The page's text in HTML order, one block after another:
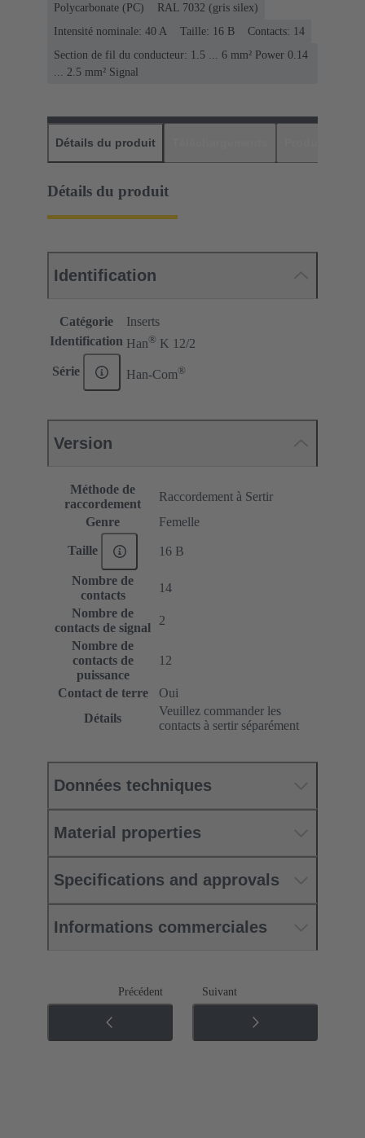
Polycarbonate (PC)
RAL 7032 (gris silex)
Intensité nominale: ‌40 A
Taille: 16 B
Contacts: 14
Section de fil du conducteur: 1.5 ... 6 mm² Power 0.14
... 2.5 mm² Signal
Détails du produit
Détails du produit
Identification
Catégorie
Inserts
Identification Han® K 12/2
Série Han-Com®
Version
Méthode de
raccordement
Raccordement à Sertir
Genre
Femelle
Taille 16 B
Nombre de
contacts
14
Nombre de
contacts de signal
2
Nombre de
contacts de
puissance
12
Contact de terre
Oui
Détails
Veuillez commander les
contacts à sertir séparément
Données techniques
Material properties
Specifications and approvals
Informations commerciales
Précédent Suivant